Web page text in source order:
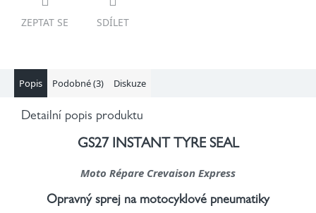
ZEPTAT SE SDÍLET
Popis Podobné (3) Diskuze
Detailní popis produktu
GS27 INSTANT TYRE SEAL
Moto Répare Crevaison Express
Opravný sprej na motocyklové pneumatiky